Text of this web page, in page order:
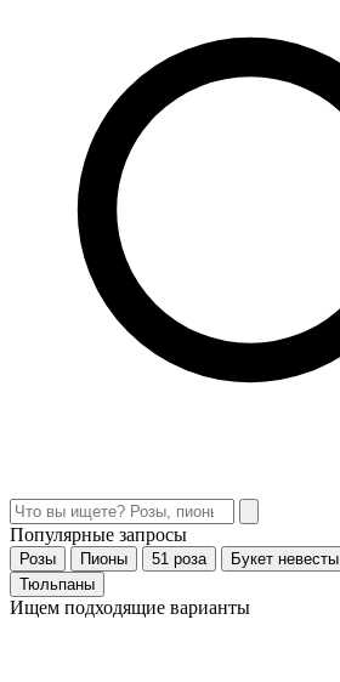
Популярные запросы
Розы Пионы 51 роза Букет невесты
Тюльпаны
Ищем подходящие варианты